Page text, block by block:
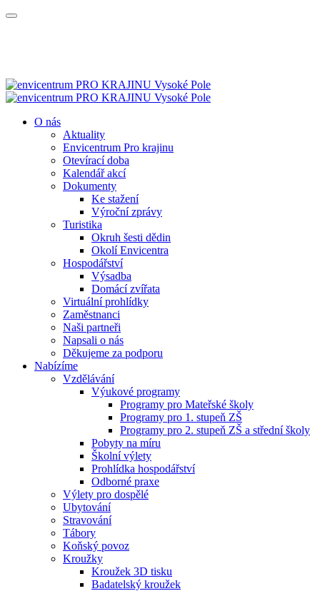
O nás
Aktuality
Envicentrum Pro krajinu
Otevírací doba
Kalendář akcí
Dokumenty
Ke stažení
Výroční zprávy
Turistika
Okruh šesti dědin
Okolí Envicentra
Hospodářství
Výsadba
Domácí zvířata
Virtuální prohlídky
Zaměstnanci
Naši partneři
Napsali o nás
Děkujeme za podporu
Nabízíme
Vzdělávání
Výukové programy
Programy pro Mateřské školy
Programy pro 1. stupeň ZŠ
Programy pro 2. stupeň ZŠ a střední školy
Pobyty na míru
Školní výlety
Prohlídka hospodářství
Odborné praxe
Výlety pro dospělé
Ubytování
Stravování
Tábory
Koňský povoz
Kroužky
Kroužek 3D tisku
Badatelský kroužek